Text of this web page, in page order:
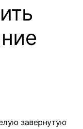
завернутую